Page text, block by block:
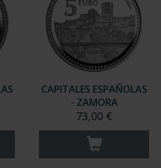
CAPITALES ESPAÑOLAS
- ZAMORA
73,00 €